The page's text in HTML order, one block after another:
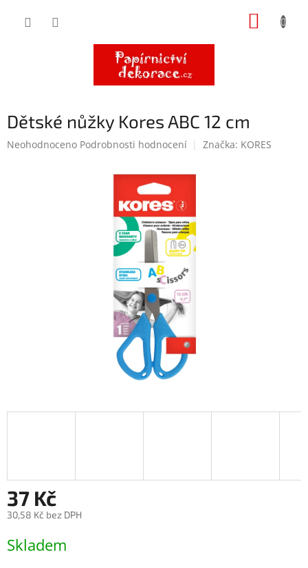
Dětské nůžky Kores ABC 12 cm
Průměrné
Neohodnoceno Podrobnosti hodnocení Značka: KORES
37 Kč
30,58 Kč bez DPH
cena:
Skladem